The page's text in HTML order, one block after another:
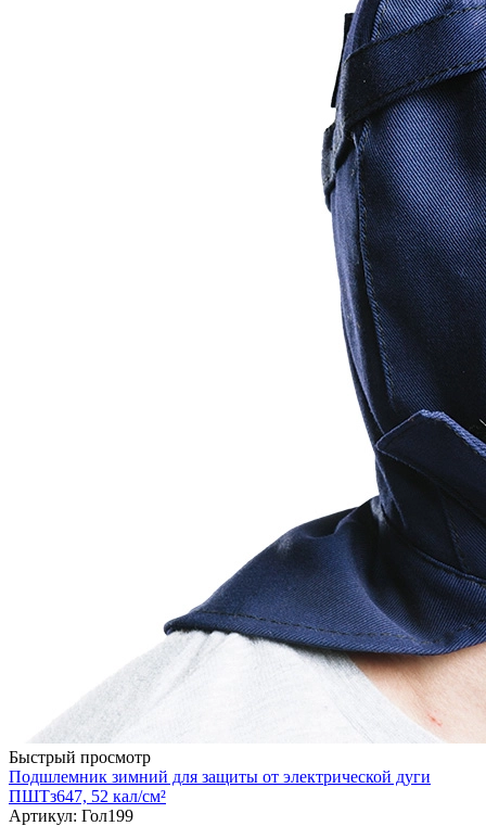
Быстрый просмотр
Подшлемник зимний для защиты от электрической дуги
ПШТз647, 52 кал/см²
Артикул: Гол199